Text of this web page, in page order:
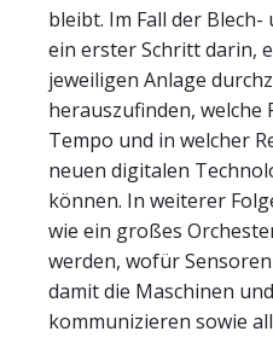
bleibt. Im Fall der
ein erster Schritt darin,
jeweiligen Anlage
herauszufinden, welche
Tempo und in welcher
neuen digitalen
können. In weiterer
wie ein großes
werden, wofür
damit die Maschinen
kommunizieren sowie